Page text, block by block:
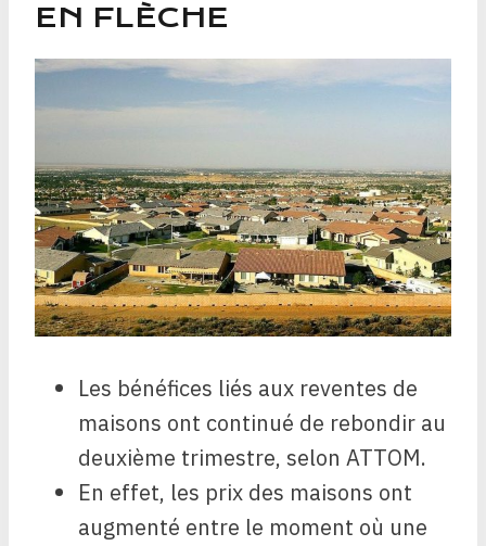
EN FLÈCHE
Les bénéfices liés aux reventes de
maisons ont continué de rebondir au
deuxième trimestre, selon ATTOM.
En effet, les prix des maisons ont
augmenté entre le moment où une